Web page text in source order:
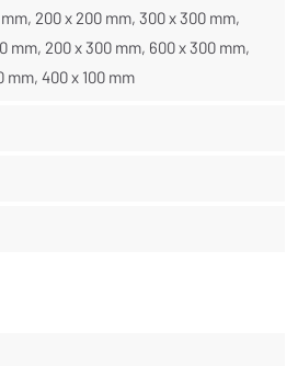
mm, 200 x 200 mm, 300 x 300 mm,
mm, 200 x 300 mm, 600 x 300 mm,
mm, 400 x 100 mm